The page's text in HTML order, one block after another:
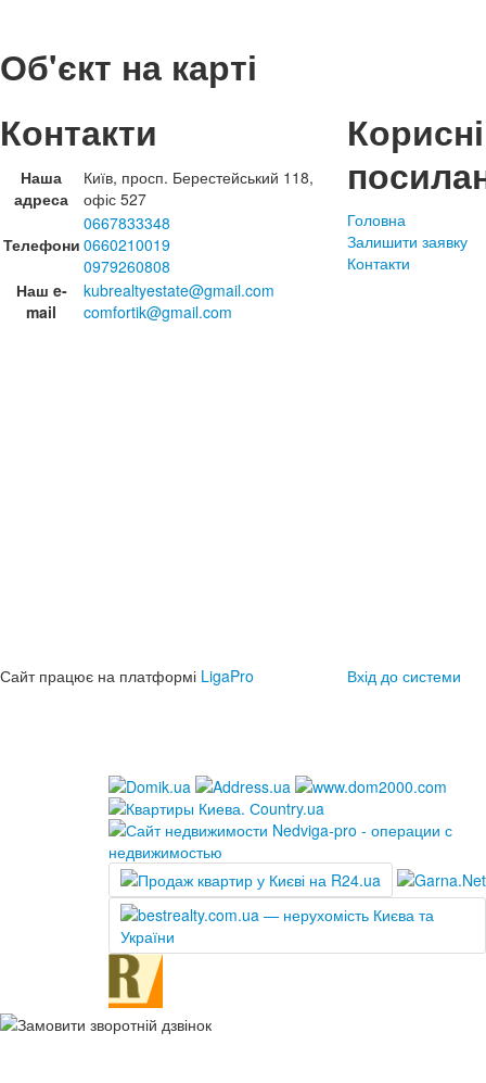
Об'єкт на карті
Контакти
Наша
адреса
Київ, просп. Берестейський 118,
офіс 527
Телефони
0667833348
0660210019
0979260808
Наш e-
mail
kubrealtyestate@gmail.com
comfortik@gmail.com
Корисні
Головна
Залишити заявку
Контакти
Сайт працює на платформі LigaPro Вхід до системи